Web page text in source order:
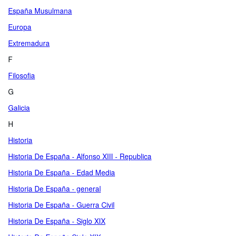
España Musulmana
Europa
Extremadura
F
Filosofia
G
Galicia
H
Historia
Historia De España - Alfonso XIII - Republica
Historia De España - Edad Media
Historia De España - general
Historia De España - Guerra Civil
Historia De España - Siglo XIX